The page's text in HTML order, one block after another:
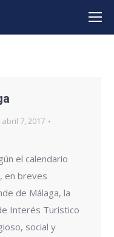
abril 7, 2017
el calendario
en breves
de Málaga, la
Interés Turístico
social y